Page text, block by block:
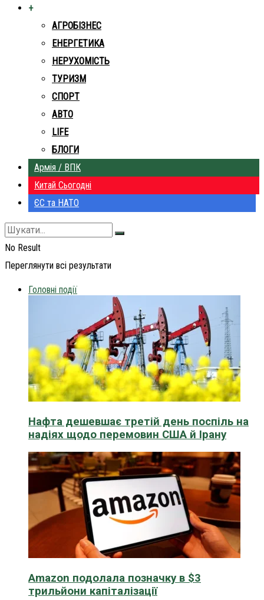
+
АГРОБІЗНЕС
ЕНЕРГЕТИКА
НЕРУХОМІСТЬ
ТУРИЗМ
СПОРТ
АВТО
LIFE
БЛОГИ
Армія / ВПК
Китай Сьогодні
ЄС та НАТО
No Result
Переглянути всі результати
Головні події
Нафта дешевшає третій день поспіль на
надіях щодо перемовин США й Ірану
Amazon подолала позначку в $3
трильйони капіталізації